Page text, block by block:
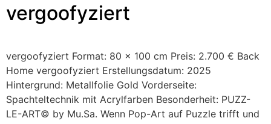
vergoofyziert
vergoofyziert Format: 80 x 100 cm Preis: 2.700 € Back
Home vergoofyziert Erstellungsdatum: 2025
Hintergrund: Metallfolie Gold Vorderseite:
Spachteltechnik mit Acrylfarben Besonderheit: PUZZ-
LE-ART© by Mu.Sa. Wenn Pop-Art auf Puzzle trifft und